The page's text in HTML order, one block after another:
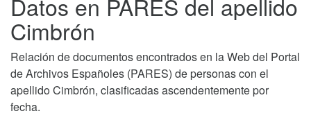
Cimbrón
Relación de documentos encontrados en la Web del Portal
de Archivos Españoles (PARES) de personas con el
apellido Cimbrón, clasificadas ascendentemente por
fecha.